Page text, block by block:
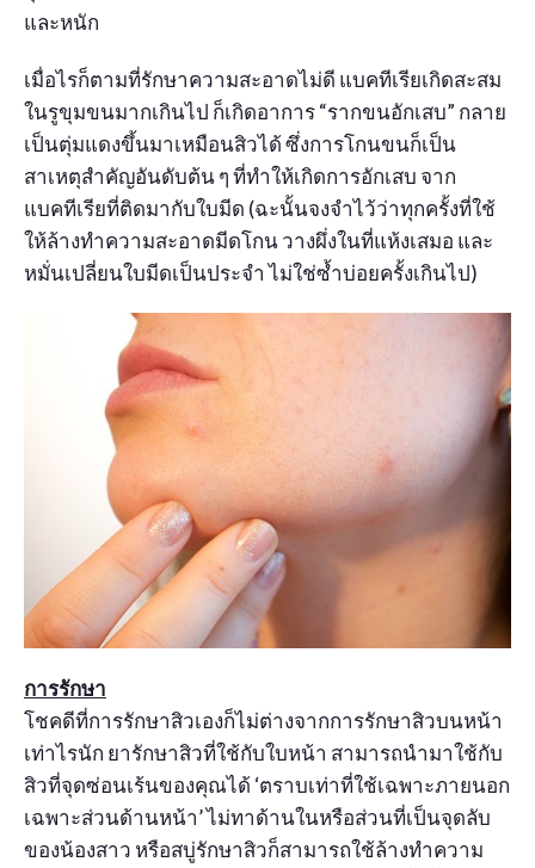
และหนัก
เมื่อไรก็ตามที่รักษาความสะอาดไม่ดี แบคทีเรียเกิดสะสม
ในรูขุมขนมากเกินไป ก็เกิดอาการ “รากขนอักเสบ” กลาย
เป็นตุ่มแดงขึ้นมาเหมือนสิวได้ ซึ่งการโกนขนก็เป็น
สาเหตุสำคัญอันดับต้น ๆ ที่ทำให้เกิดการอักเสบ จาก
แบคทีเรียที่ติดมากับใบมีด (ฉะนั้นจงจำไว้ว่าทุกครั้งที่ใช้
ให้ล้างทำความสะอาดมีดโกน วางผึ่งในที่แห้งเสมอ และ
หมั่นเปลี่ยนใบมีดเป็นประจำ ไม่ใช่ซ้ำบ่อยครั้งเกินไป)
การรักษา
โชคดีที่การรักษาสิวเองก็ไม่ต่างจากการรักษาสิวบนหน้า
เท่าไรนัก ยารักษาสิวที่ใช้กับใบหน้า สามารถนำมาใช้กับ
สิวที่จุดซ่อนเร้นของคุณได้ ‘ตราบเท่าที่ใช้เฉพาะภายนอก
เฉพาะส่วนด้านหน้า’ ไม่ทาด้านในหรือส่วนที่เป็นจุดลับ
ของน้องสาว หรือสบู่รักษาสิวก็สามารถใช้ล้างทำความ